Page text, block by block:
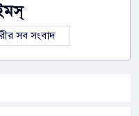
সব সংবাদ